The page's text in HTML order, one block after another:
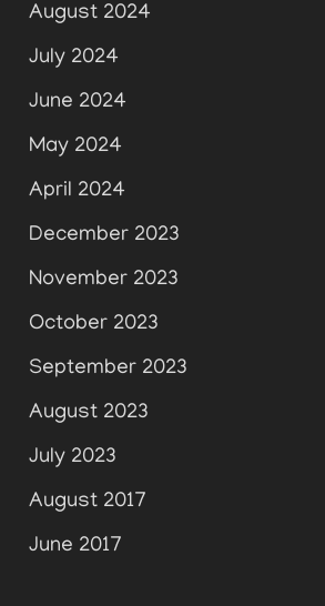
August 2024
July 2024
June 2024
May 2024
April 2024
December 2023
November 2023
October 2023
September 2023
August 2023
July 2023
August 2017
June 2017